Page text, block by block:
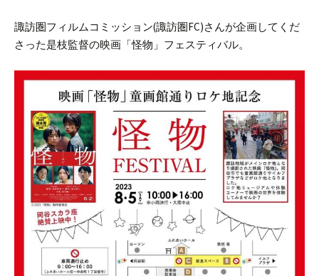
諏訪圏フィルムコミッション(諏訪圏FC)さんが企画してくだ
さった是枝監督の映画「怪物」フェスティバル。